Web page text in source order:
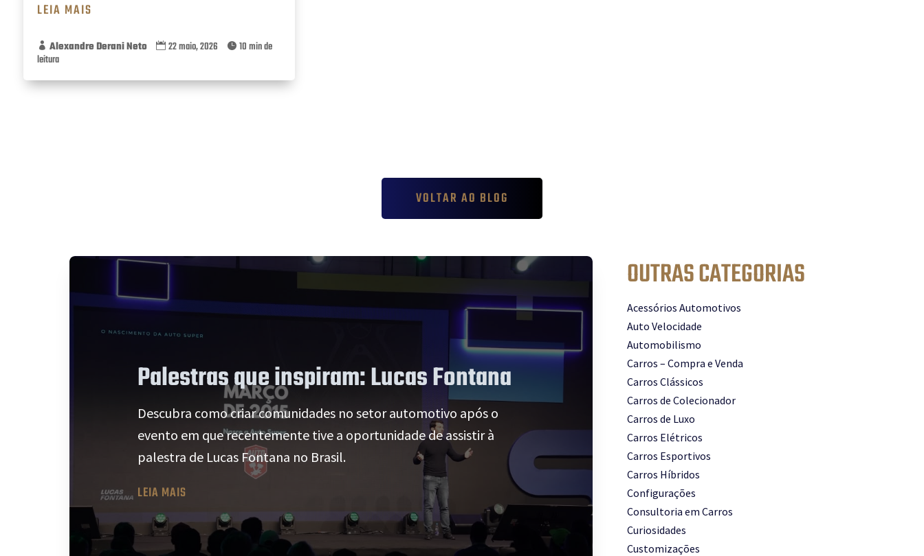
LEIA MAIS
 Alexandre Derani Neto  22 maio, 2026  10 min de
leitura
VOLTAR AO BLOG
Palestras que inspiram: Lucas Fontana
Descubra como criar comunidades no setor automotivo após o
evento em que recentemente tive a oportunidade de assistir à
palestra de Lucas Fontana no Brasil.
LEIA MAIS
OUTRAS CATEGORIAS
Acessórios Automotivos
Auto Velocidade
Automobilismo
Carros – Compra e Venda
Carros Clássicos
Carros de Colecionador
Carros de Luxo
Carros Elétricos
Carros Esportivos
Carros Híbridos
Configurações
Consultoria em Carros
Curiosidades
Customizações